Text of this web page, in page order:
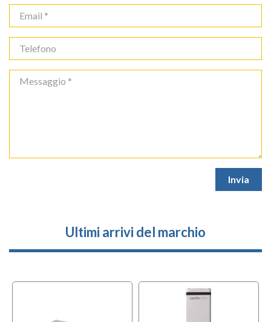
Ultimi arrivi del marchio